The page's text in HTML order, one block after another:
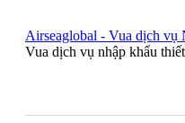
Airseaglobal - Vua dịch
Vua dịch vụ nhập khẩu